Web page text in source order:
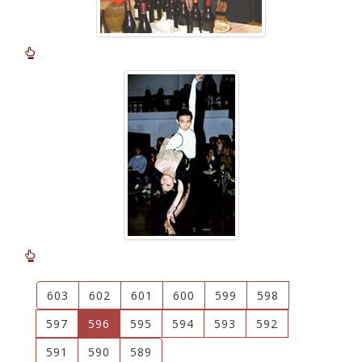
603 602 601 600 599
598
597
596 (current)
595 594 593
592
591
590 589